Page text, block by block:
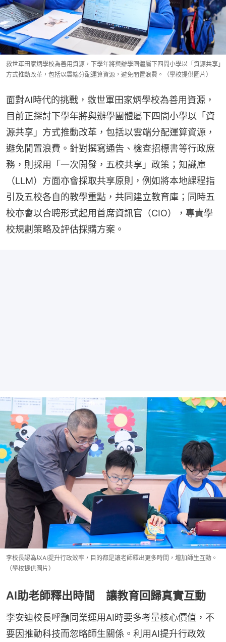
救世軍田家炳學校為善用資源，下學年將與辦學團體屬下四間小學以「資源共享」
方式推動改革，包括以雲端分配運算資源，避免閒置浪費。（學校提供圖片）
面對AI時代的挑戰，救世軍田家炳學校為善用資源，
目前正探討下學年將與辦學團體屬下四間小學以「資
源共享」方式推動改革，包括以雲端分配運算資源，
避免閒置浪費。針對撰寫通告、檢查招標書等行政庶
務，則採用「一次開發，五校共享」政策；知識庫
（LLM）方面亦會採取共享原則，例如將本地課程指
引及五校各自的教學重點，共同建立教育庫；同時五
校亦會以合聘形式起用首席資訊官（CIO），專責學
校規劃策略及評估採購方案。
李校長認為以AI提升行政效率，目的都是讓老師釋出更多時間，增加師生互動。
（學校提供圖片）
AI助老師釋出時間 讓教育回歸真實互動
李安迪校長呼籲同業運用AI時要多考量核心價值，不
要因推動科技而忽略師生關係。利用AI提升行政效